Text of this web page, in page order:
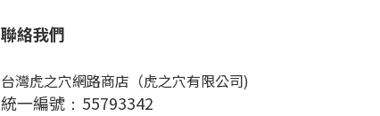
聯絡我們
台灣虎之穴網路商店（虎之穴有限公司)
統一編號 ： 55793342